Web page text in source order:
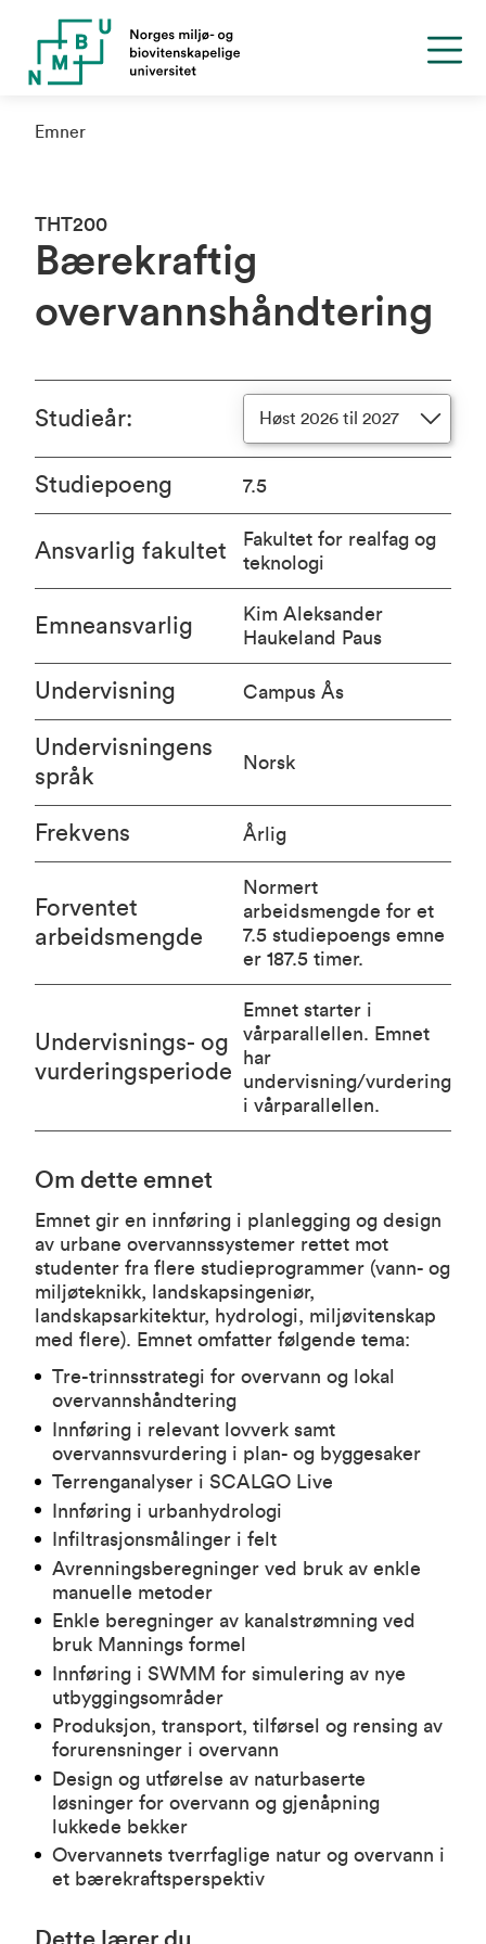
Emner
THT200
Bærekraftig
overvannshåndtering
Om dette emnet
Emnet gir en innføring i planlegging og design
av urbane overvannssystemer rettet mot
studenter fra flere studieprogrammer (vann- og
miljøteknikk, landskapsingeniør,
landskapsarkitektur, hydrologi, miljøvitenskap
med flere). Emnet omfatter følgende tema:
Tre-trinnsstrategi for overvann og lokal
overvannshåndtering
Innføring i relevant lovverk samt
overvannsvurdering i plan- og byggesaker
Terrenganalyser i SCALGO Live
Innføring i urbanhydrologi
Infiltrasjonsmålinger i felt
Avrenningsberegninger ved bruk av enkle
manuelle metoder
Enkle beregninger av kanalstrømning ved
bruk Mannings formel
Innføring i SWMM for simulering av nye
utbyggingsområder
Produksjon, transport, tilførsel og rensing av
forurensninger i overvann
Design og utførelse av naturbaserte
løsninger for overvann og gjenåpning
lukkede bekker
Overvannets tverrfaglige natur og overvann i
et bærekraftsperspektiv
Studieår: Høst 2026 til 2027
Studiepoeng 7.5
Ansvarlig fakultet
Fakultet for realfag og
teknologi
Emneansvarlig
Kim Aleksander
Haukeland Paus
Undervisning Campus Ås
Undervisningens
språk
Norsk
Frekvens Årlig
Forventet
arbeidsmengde
Normert
arbeidsmengde for et
7.5 studiepoengs emne
er 187.5 timer.
Undervisnings- og
vurderingsperiode
Emnet starter i
vårparallellen. Emnet
har
undervisning/vurdering
i vårparallellen.